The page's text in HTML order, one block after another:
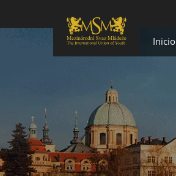
Inicio